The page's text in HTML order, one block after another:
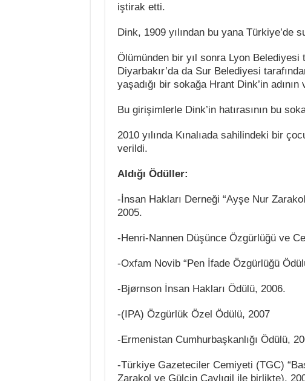
iştirak etti.
Dink, 1909 yılından bu yana Türkiye’de
Ölümünden bir yıl sonra Lyon Belediyesi
Diyarbakır’da da Sur Belediyesi
yaşadığı bir sokağa Hrant Dink’in adının
Bu girişimlerle Dink’in hatırasının bu
2010 yılında Kınalıada sahilindeki bir
verildi.
Aldığı Ödüller:
-İnsan Hakları Derneği “Ayşe Nur
2005.
-Henri-Nannen Düşünce Özgürlüğü ve
-Oxfam Novib “Pen İfade Özgürlüğü
-Bjørnson İnsan Hakları Ödülü, 2006.
-(IPA) Özgürlük Özel Ödülü, 2007
-Ermenistan Cumhurbaşkanlığı Ödülü,
-Türkiye Gazeteciler Cemiyeti (TGC)
Zarakol ve Gülçin Çaylıgil ile birlikte),